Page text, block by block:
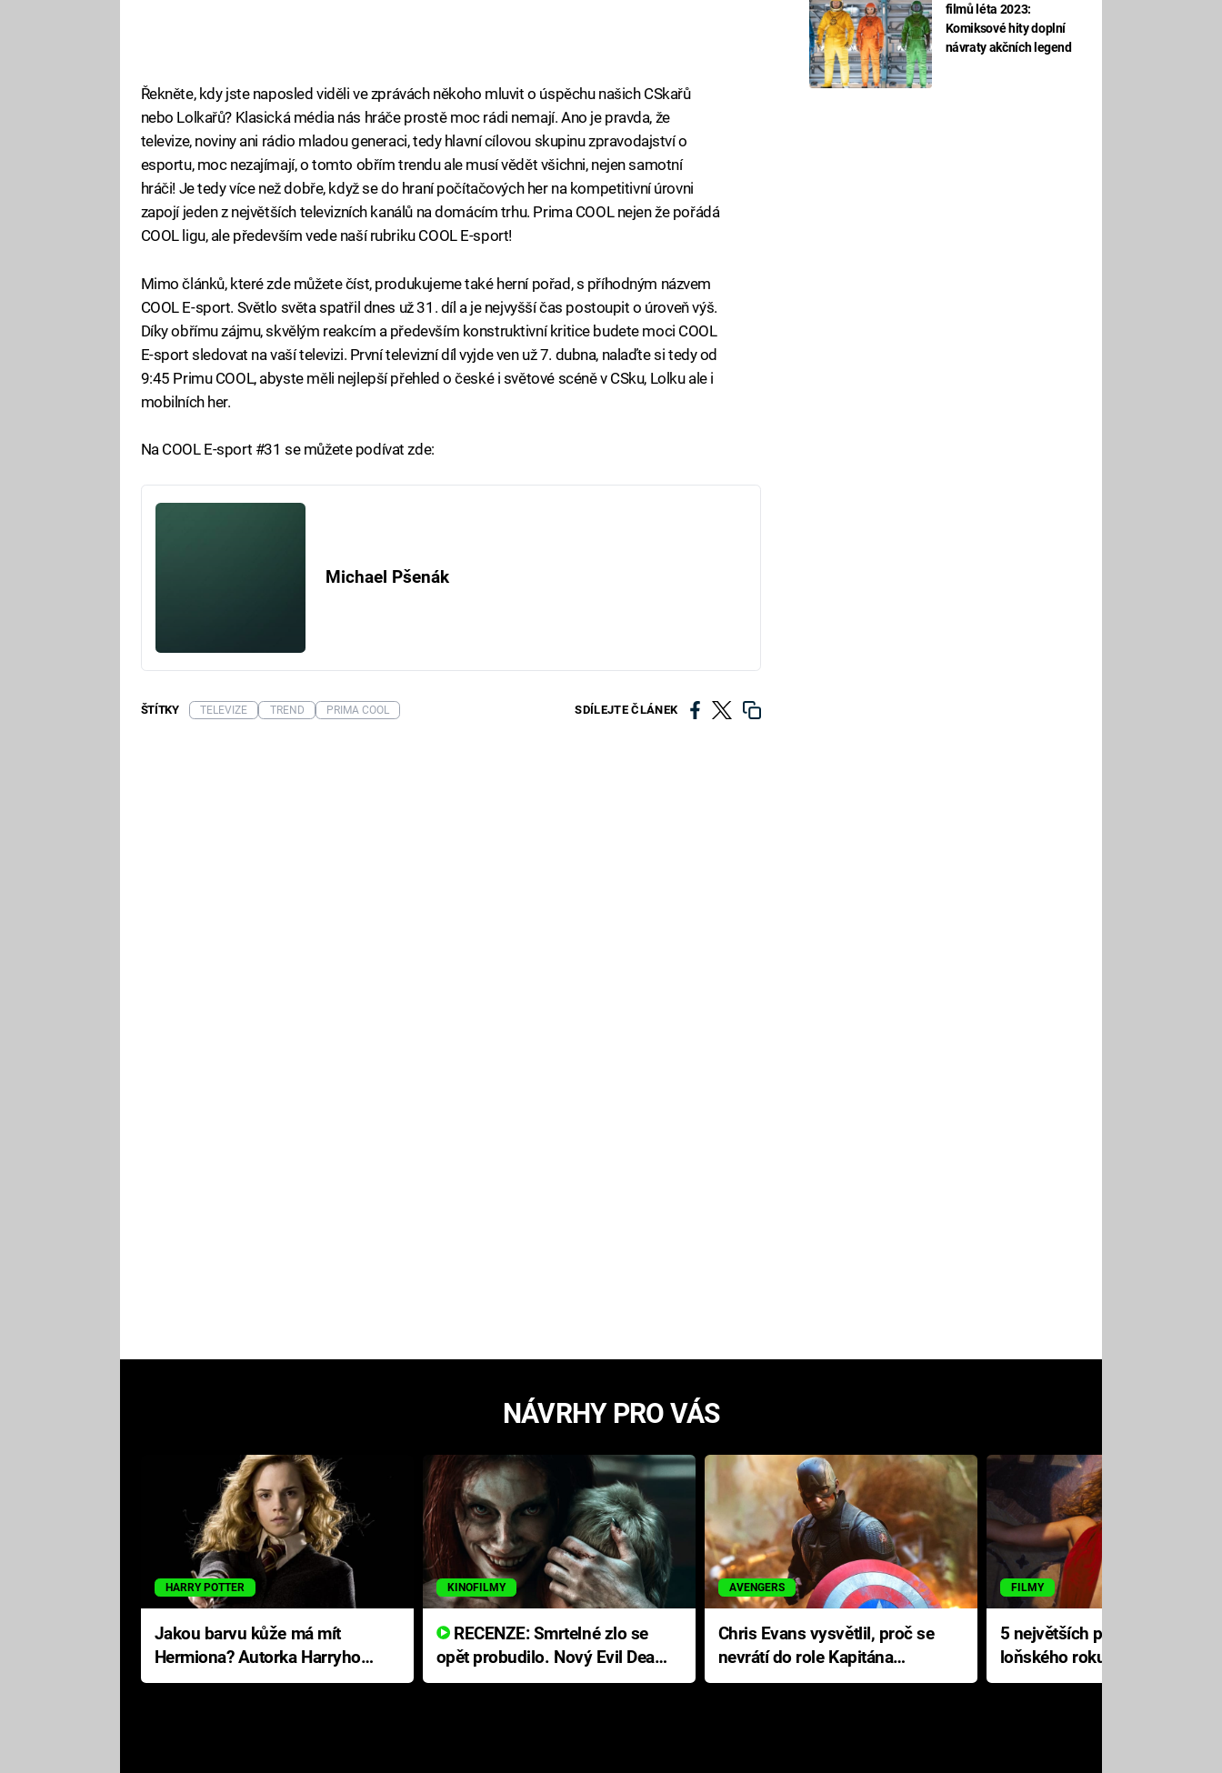
filmů léta 2023:
Komiksové hity doplní
návraty akčních legend
Řekněte, kdy jste naposled viděli ve zprávách někoho mluvit o úspěchu našich CSkařů
nebo Lolkařů? Klasická média nás hráče prostě moc rádi nemají. Ano je pravda, že
televize, noviny ani rádio mladou generaci, tedy hlavní cílovou skupinu zpravodajství o
esportu, moc nezajímají, o tomto obřím trendu ale musí vědět všichni, nejen samotní
hráči! Je tedy více než dobře, když se do hraní počítačových her na kompetitivní úrovni
zapojí jeden z největších televizních kanálů na domácím trhu. Prima COOL nejen že pořádá
COOL ligu, ale především vede naší rubriku COOL E-sport!
Mimo článků, které zde můžete číst, produkujeme také herní pořad, s příhodným názvem
COOL E-sport. Světlo světa spatřil dnes už 31. díl a je nejvyšší čas postoupit o úroveň výš.
Díky obřímu zájmu, skvělým reakcím a především konstruktivní kritice budete moci COOL
E-sport sledovat na vaší televizi. První televizní díl vyjde ven už 7. dubna, nalaďte si tedy od
9:45 Primu COOL, abyste měli nejlepší přehled o české i světové scéně v CSku, Lolku ale i
mobilních her.
Na COOL E-sport #31 se můžete podívat zde:
Michael Pšenák
SDÍLEJTE ČLÁNEK
ŠTÍTKY TELEVIZE TREND PRIMA COOL
NÁVRHY PRO VÁS
HARRY POTTER
Jakou barvu kůže má mít
Hermiona? Autorka Harryho
Pottera přišla s ráznou
KINOFILMY
RECENZE: Smrtelné zlo se
opět probudilo. Nový Evil Dead
přichází s neodolatelnou
AVENGERS
Chris Evans vysvětlil, proč se
nevrátí do role Kapitána
Ameriky
FILMY
5 největších propadáků
loňského roku: Disney na
jediné katastrofě prodělal 200